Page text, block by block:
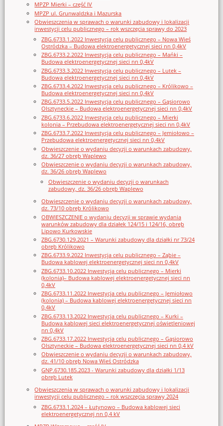
MPZP Mierki – część IV
MPZP ul. Grunwaldzka i Mazurska
Obwieszczenia w sprawach o warunki zabudowy i lokalizacji
inwestycji celu publicznego – rok wszczęcia sprawy do 2023
ZBG.6733.1.2022 Inwestycja celu publicznego – Nowa Wieś
Ostródzka – Budowa elektroenergetycznej sieci nn 0,4kV
ZBG.6733.2.2022 Inwestycja celu publicznego – Mańki –
Budowa elektroenergetycznej sieci nn 0,4kV
ZBG.6733.3.2022 Inwestycja celu publicznego – Lutek –
Budowa elektroenergetycznej sieci nn 0,4kV
ZBG.6733.4.2022 Inwestycja celu publicznego – Królikowo –
Budowa elektroenergetycznej sieci nn 0,4kV
ZBG.6733.5.2022 Inwestycja celu publicznego – Gąsiorowo
Olsztyneckie – Budowa elektroenergetycznej sieci nn 0,4kV
ZBG.6733.6.2022 Inwestycja celu publicznego – Mierki
kolonia – Przebudowa elektroenergetycznej sieci nn 0,4kV
ZBG.6733.7.2022 Inwestycja celu publicznego – Jemiołowo –
Przebudowa elektroenergetycznej sieci nn 0,4kV
Obwieszczenie o wydaniu decyzji o warunkach zabudowy,
dz. 36/27 obręb Waplewo
Obwieszczenie o wydaniu decyzji o warunkach zabudowy,
dz. 36/26 obręb Waplewo
Obwieszczenie o wydaniu decyzji o warunkach
zabudowy, dz. 36/26 obręb Waplewo
Obwieszczenie o wydaniu decyzji o warunkach zabudowy,
dz. 73/10 obręb Królikowo
OBWIESZCZENIE o wydaniu decyzji w sprawie wydania
warunków zabudowy dla działek 124/15 i 124/16, obręb
Lipowo Kurkowskie
ZBG.6730.129.2021 – Warunki zabudowy dla działki nr 73/24
obręb Królikowo
ZBG.6733.9.2022 Inwestycja celu publicznego – Ząbie –
Budowa kablowej elektroenergetycznej sieci nn 0,4kV
ZBG.6733.10.2022 Inwestycja celu publicznego – Mierki
(kolonia)– Budowa kablowej elektroenergetycznej sieci nn
0,4kV
ZBG.6733.11.2022 Inwestycja celu publicznego – Jemiołowo
(kolonia) – Budowa kablowej elektroenergetycznej sieci nn
0,4kV
ZBG.6733.13.2022 Inwestycja celu publicznego – Kurki –
Budowa kablowej sieci elektroenergetycznej oświetleniowej
nn 0,4kV
ZBG.6733.17.2022 Inwestycja celu publicznego – Gąsiorowo
Olsztyneckie – Budowa elektroenergetycznej sieci nn 0,4 kV
Obwieszczenie o wydaniu decyzji o warunkach zabudowy,
dz. 41/10 obręb Nowa Wieś Ostródzka
GNP.6730.185.2023 - Warunki zabudowy dla działki 1/13
obręb Lutek
Obwieszczenia w sprawach o warunki zabudowy i lokalizacji
inwestycji celu publicznego – rok wszczęcia sprawy 2024
ZBG.6733.1.2024 – Łutynowo – Budowa kablowej sieci
elektroenergetycznej nn 0,4 kV